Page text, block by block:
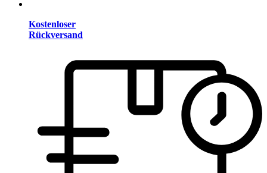
Kostenloser
Rückversand